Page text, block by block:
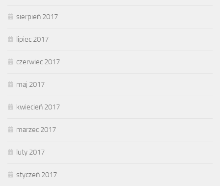
sierpień 2017
lipiec 2017
czerwiec 2017
maj 2017
kwiecień 2017
marzec 2017
luty 2017
styczeń 2017